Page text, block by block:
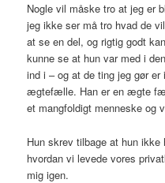
Nogle vil måske tro at jeg er
jeg ikke ser må tro hvad de
at se en del, og rigtig godt
kunne se at hun var med i
ind i – og at de ting jeg gør
ægtefælle. Han er en ægte
et mangfoldigt menneske
Hun skrev tilbage at hun
hvordan vi levede vores
mig igen.